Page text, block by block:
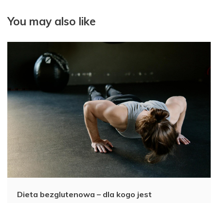
You may also like
Dieta bezglutenowa – dla kogo jest